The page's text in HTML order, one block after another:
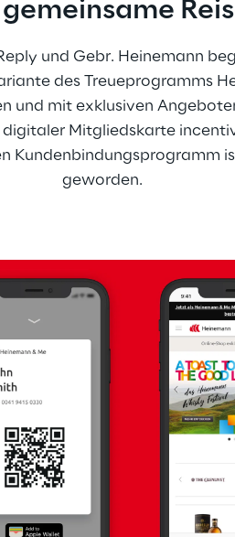
und Gebr. Heinemann
des Treueprogramms
und mit exklusiven
Mitgliedskarte
Kundenbindungsprogramm
geworden.